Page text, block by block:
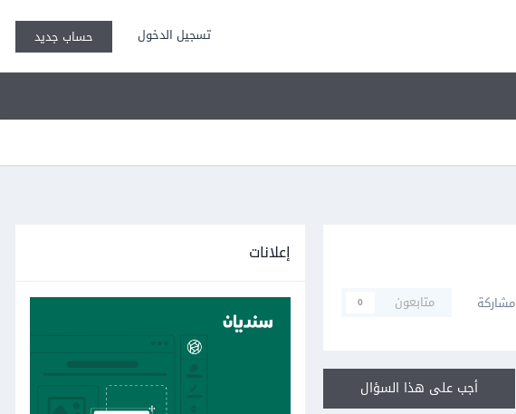
تسجيل الدخول حساب جديد
مشاركة متابعون 0
أجب على هذا السؤال
إعلانات